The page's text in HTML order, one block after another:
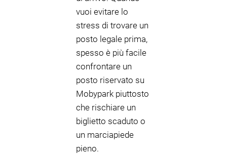
vuoi evitare lo
stress di trovare un
posto legale prima,
spesso è più facile
confrontare un
posto riservato su
Mobypark piuttosto
che rischiare un
biglietto scaduto o
un marciapiede
pieno.